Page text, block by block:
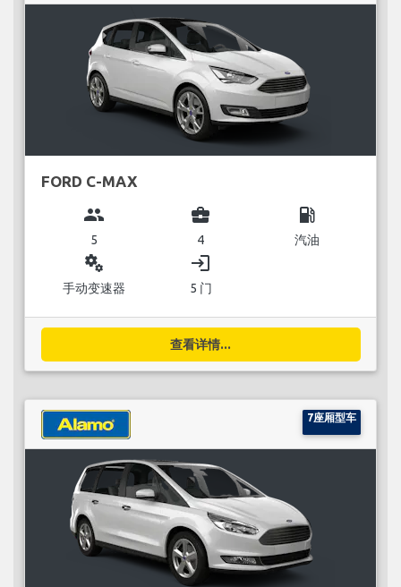
FORD C-MAX
group
5
business_center
4
local_gas_station
汽油
miscellaneous_services
手动变速器
login
5 门
查看详情...
7座厢型车